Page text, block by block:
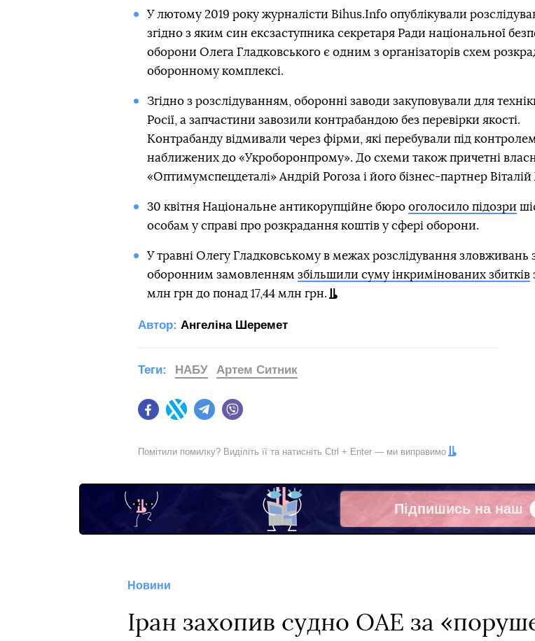
У лютому 2019 року журналісти Bihus.Info опублікували
згідно з яким син ексзаступника секретаря Ради національної
оборони Олега Гладковського є одним з організаторів схем
оборонному комплексі.
Згідно з розслідуванням, оборонні заводи закуповували для
Росії, а запчастини завозили контрабандою без перевірки якості.
Контрабанду відмивали через фірми, які перебували під контролем
наближених до «Укроборонпрому». До схеми також причетні
«Оптимумспецдеталі» Андрій Рогоза і його бізнес-партнер
30 квітня Національне антикорупційне бюро оголосило підозри
особам у справі про розкрадання коштів у сфері оборони.
У травні Олегу Гладковському в межах розслідування зловживань
оборонним замовленням збільшили суму інкримінованих збитків
млн грн до понад 17,44 млн грн.
Автор: Ангеліна Шеремет
FacebookTwitter Telegram
Теги: НАБУ Артем Ситник
Помітили помилку? Виділіть її та натисніть Ctrl + Enter — ми виправимо
Підпишись на наш
Facebook
Новини
Іран захопив судно ОАЕ за